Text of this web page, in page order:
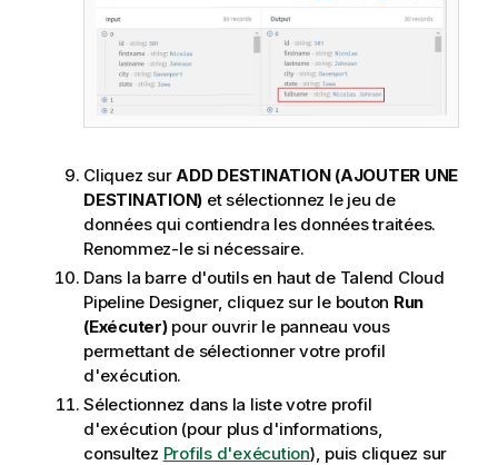
Cliquez sur ADD DESTINATION (AJOUTER UNE
DESTINATION) et sélectionnez le jeu de
données qui contiendra les données traitées.
Renommez-le si nécessaire.
Dans la barre d'outils en haut de Talend Cloud
Pipeline Designer, cliquez sur le bouton Run
(Exécuter)pour ouvrir le panneau vous
permettant de sélectionner votre profil
d'exécution.
Sélectionnez dans la liste votre profil
d'exécution (pour plus d'informations,
consultez Profils d'exécution), puis cliquez sur